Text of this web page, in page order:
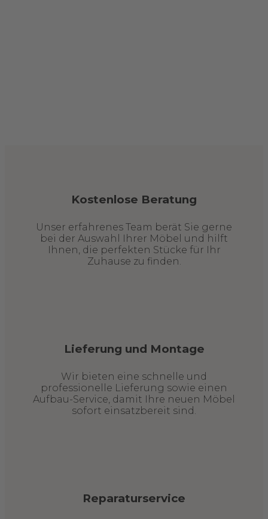
Kostenlose Beratung
Unser erfahrenes Team berät Sie gerne
bei der Auswahl Ihrer Möbel und hilft
Ihnen, die perfekten Stücke für Ihr
Zuhause zu finden.
Lieferung und Montage
Wir bieten eine schnelle und
professionelle Lieferung sowie einen
Aufbau-Service, damit Ihre neuen Möbel
sofort einsatzbereit sind.
Reparaturservice